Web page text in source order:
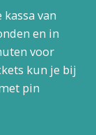
van
en in
voor
kun je bij
pin